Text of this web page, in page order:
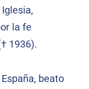
la fe
1936).
beato